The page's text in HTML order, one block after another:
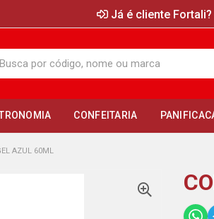
Já é cliente
CONFEITARIA
AZUL 60ML